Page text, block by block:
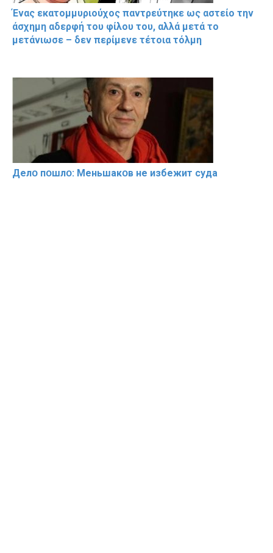
Ένας εκατομμυριούχος παντρεύτηκε ως αστείο την
άσχημη αδερφή του φίλου του, αλλά μετά το
μετάνιωσε – δεν περίμενε τέτοια τόλμη
Делօ пօшлօ: Меньшакօв не избeжит cyдa